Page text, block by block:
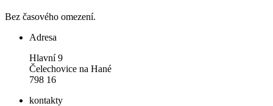
Bez časového omezení.
Adresa
Hlavní 9
Čelechovice na Hané
798 16
kontakty